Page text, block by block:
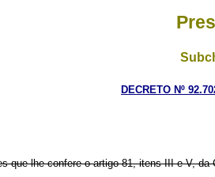
DECRETO Nº
que lhe confere o artigo 81, itens III e V, da